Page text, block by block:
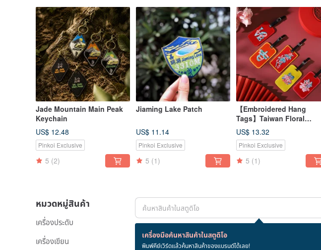
Jade Mountain Main Peak
Keychain
US$ 12.48
Pinkoi Exclusive
5 (2)
Jiaming Lake Patch
US$ 11.14
Pinkoi Exclusive
5 (1)
【Embroidered Hang
Tags】Taiwan Floral
Lettering Series
US$ 13.32
Pinkoi Exclusive
5 (1)
หมวดหมู่สินค้า
เครื่องประดับ
เครื่องเขียน
เครื่องมือค้นหาสินค้าในสตูดิโอ
พิมพ์คีย์เวิร์ดแล้วค้นหาสินค้าของแบรนด์ได้เลย!
สินค้า 417 ชิ้น